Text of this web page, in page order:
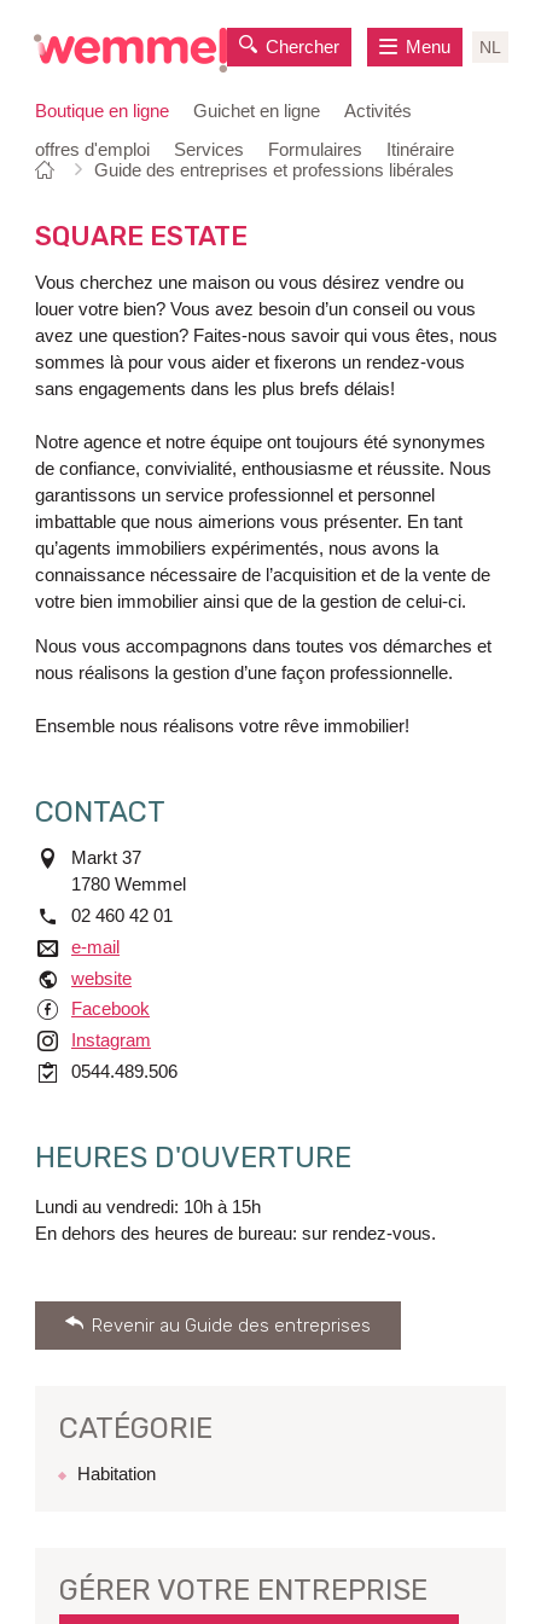
Boutique en ligne Guichet en ligne
Activités
offres d'emploi
Services Formulaires Itinéraire
Chercher NL
Menu
Vous
ici:
Page
départ
Guide des entreprises et professions libérales
SQUARE ESTATE
Vous cherchez une maison ou vous désirez vendre ou
louer votre bien? Vous avez besoin d’un conseil ou vous
avez une question? Faites-nous savoir qui vous êtes, nous
sommes là pour vous aider et fixerons un rendez-vous
sans engagements dans les plus brefs délais!
Notre agence et notre équipe ont toujours été synonymes
de confiance, convivialité, enthousiasme et réussite. Nous
garantissons un service professionnel et personnel
imbattable que nous aimerions vous présenter. En tant
qu’agents immobiliers expérimentés, nous avons la
connaissance nécessaire de l’acquisition et de la vente de
votre bien immobilier ainsi que de la gestion de celui-ci.
Nous vous accompagnons dans toutes vos démarches et
nous réalisons la gestion d’une façon professionnelle.
Ensemble nous réalisons votre rêve immobilier!
CONTACT
adresMarkt 37
1780 Wemmel
tél.
02 460 42 01
e-maile-mail
websitewebsite
Facebook
Facebook
Instagram
Instagram
commercial
0544.489.506
HEURES D'OUVERTURE
Lundi au vendredi: 10h à 15h
En dehors des heures de bureau: sur rendez-vous.
Revenir au Guide des entreprises
CATÉGORIE
Habitation
GÉRER VOTRE ENTREPRISE